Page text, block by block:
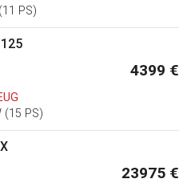
PS)
4399 €
(15 PS)
23975 €